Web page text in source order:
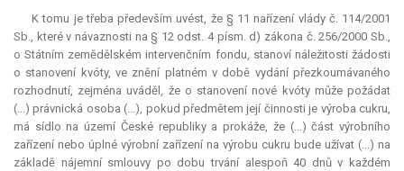
K tomu je třeba především uvést, že § 11 nařízení vlády č. 114/2001
Sb., které v návaznosti na § 12 odst. 4 písm. d) zákona č. 256/2000 Sb.,
o Státním zemědělském intervenčním fondu, stanoví náležitosti žádosti
o stanovení kvóty, ve znění platném v době vydání přezkoumávaného
rozhodnutí, zejména uváděl, že o stanovení nové kvóty může požádat
(...) právnická osoba (...), pokud předmětem její činnosti je výroba cukru,
má sídlo na území České republiky a prokáže, že (...) část výrobního
zařízení nebo úplné výrobní zařízení na výrobu cukru bude užívat (...) na
základě nájemní smlouvy po dobu trvání alespoň 40 dnů v každém